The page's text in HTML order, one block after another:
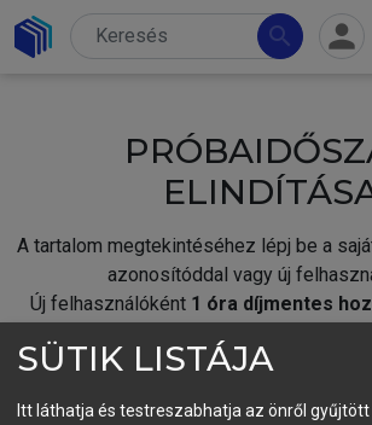
search person
A tartalom megtekintéséhez lépj be a
azonosítóddal vagy új
Új felhasználóként 1 óra díjmentes
fiókoddal,vagy hozz létre új
SÜTIK LISTÁJA
Itt láthatja és testreszabhatja az önről